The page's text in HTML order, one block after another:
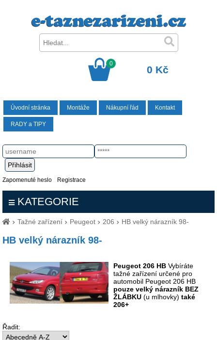
0
0 Kč
Úvodní stránka Montáže Nákupní řád Kontakt
RADY a TIPY
Zapomenuté heslo Registrace
KATEGORIE
Tažné zařízení Peugeot 206 HB velký nárazník 98-
HB velký nárazník 98-
Peugeot 206 HB Vybíráte
tažné zařízení určené pro
automobil Peugeot 206 HB
pouze velký nárazník BEZ
ŽLÁBKU (u mlhovky) také
206+
Řadit: